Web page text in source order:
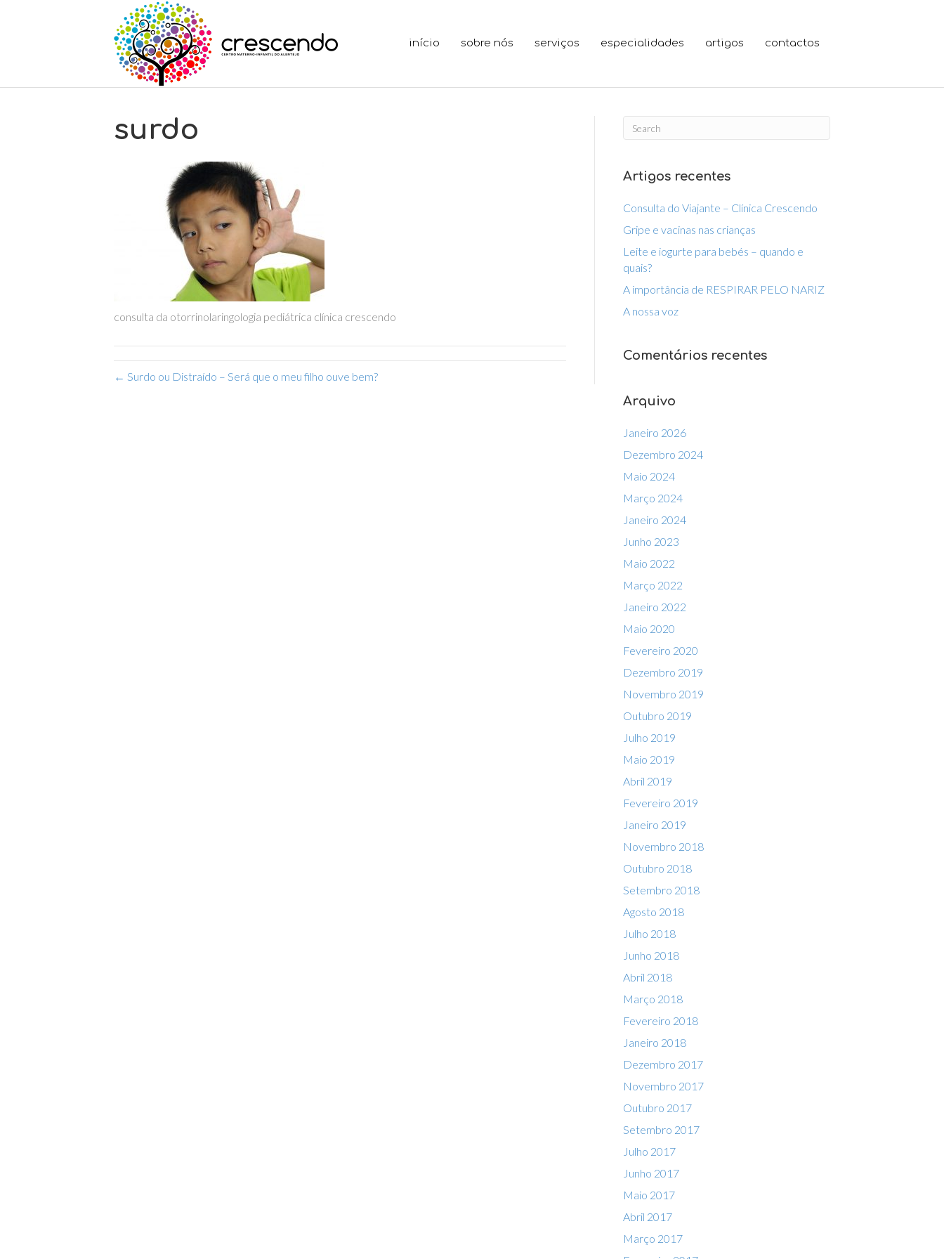
início sobre nós serviços especialidades artigos contactos
surdo
consulta da otorrinolaringologia pediátrica clínica crescendo
← Surdo ou Distraído – Será que o meu filho ouve bem?
Artigos recentes
Consulta do Viajante – Clínica Crescendo
Gripe e vacinas nas crianças
Leite e iogurte para bebés – quando e
quais?
A importância de RESPIRAR PELO NARIZ
A nossa voz
Comentários recentes
Arquivo
Janeiro 2026
Dezembro 2024
Maio 2024
Março 2024
Janeiro 2024
Junho 2023
Maio 2022
Março 2022
Janeiro 2022
Maio 2020
Fevereiro 2020
Dezembro 2019
Novembro 2019
Outubro 2019
Julho 2019
Maio 2019
Abril 2019
Fevereiro 2019
Janeiro 2019
Novembro 2018
Outubro 2018
Setembro 2018
Agosto 2018
Julho 2018
Junho 2018
Abril 2018
Março 2018
Fevereiro 2018
Janeiro 2018
Dezembro 2017
Novembro 2017
Outubro 2017
Setembro 2017
Julho 2017
Junho 2017
Maio 2017
Abril 2017
Março 2017